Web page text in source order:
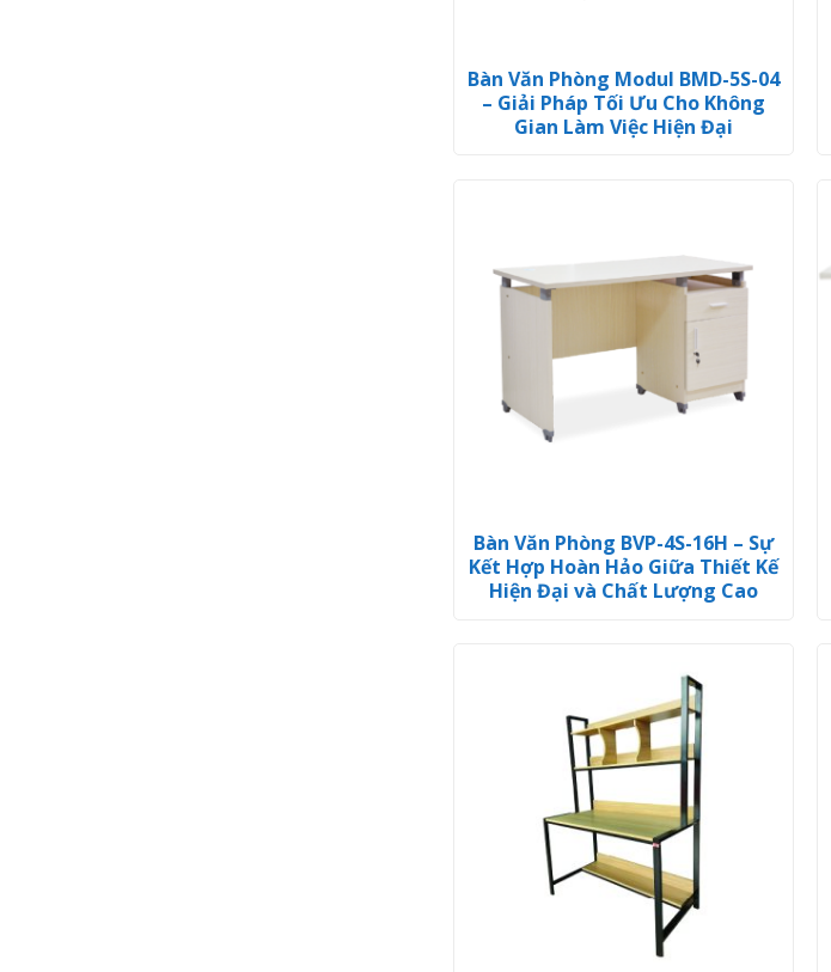
Bàn Văn Phòng Modul BMD-5S-04
– Giải Pháp Tối Ưu Cho Không
Gian Làm Việc Hiện Đại
Bàn Văn Phòng BVP-4S-16H – Sự
Kết Hợp Hoàn Hảo Giữa Thiết Kế
Hiện Đại và Chất Lượng Cao